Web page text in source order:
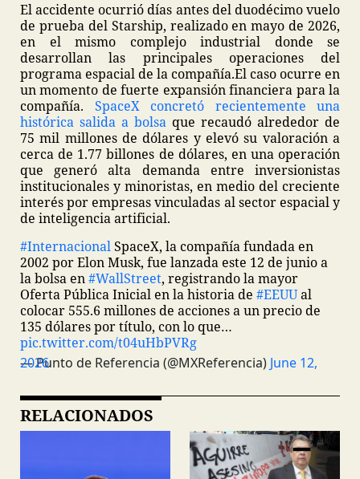
El accidente ocurrió días antes del duodécimo vuelo
de prueba del Starship, realizado en mayo de 2026,
en el mismo complejo industrial donde se
desarrollan las principales operaciones del
programa espacial de la compañía.El caso ocurre en
un momento de fuerte expansión financiera para la
compañía. SpaceX concretó recientemente una
histórica salida a bolsa que recaudó alrededor de
75 mil millones de dólares y elevó su valoración a
cerca de 1.77 billones de dólares, en una operación
que generó alta demanda entre inversionistas
institucionales y minoristas, en medio del creciente
interés por empresas vinculadas al sector espacial y
de inteligencia artificial.
#InternacionalSpaceX, la compañía fundada en
2002 por Elon Musk, fue lanzada este 12 de junio a
la bolsa en#WallStreet, registrando la mayor
Oferta Pública Inicial en la historia de #EEUUal
colocar 555.6 millones de acciones a un precio de
135 dólares por título, con lo que…
pic.twitter.com/t04uHbPVRg
— Punto de Referencia (@MXReferencia)
June 12, 2026
RELACIONADOS